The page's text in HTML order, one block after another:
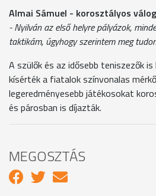
Almai Sámuel - korosztályos
- Nyilván az első helyre pályázok,
taktikám, úgyhogy szerintem meg
A szülők és az idősebb teniszezők
kísérték a fiatalok színvonalas
legeredményesebb játékosokat
és párosban is díjazták.
MEGOSZTÁS